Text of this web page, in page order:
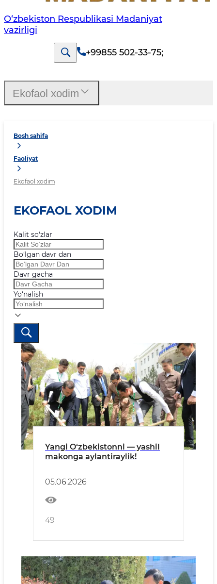
O‘zbekiston Respublikasi Madaniyat
vazirligi
+99855 502-33-75;
Bosh sahifa
Faoliyat
Ekofaol xodim
EKOFAOL XODIM
Kalit so‘zlar
Bo‘lgan davr dan
Davr gacha
Yo‘nalish
Yangi O‘zbekistonni — yashil
makonga aylantiraylik!
05.06.2026
49
Ekofaol xodim